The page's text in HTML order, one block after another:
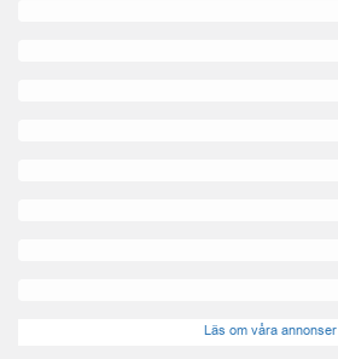
Läs om våra annonser